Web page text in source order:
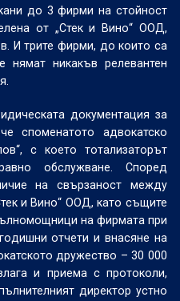
до 3 фирми на стойност
от „Стек и Вино“ OOД,
И трите фирми, до които са
нямат никакъв релевантен
документация за
споменатото адвокатско
с което тотализаторът
обслужване. Според
на свързаност между
и Вино“ ООД, като същите
на фирмата при
отчети и внасяне на
дружество – 30 000
и приема с протоколи,
директор устно